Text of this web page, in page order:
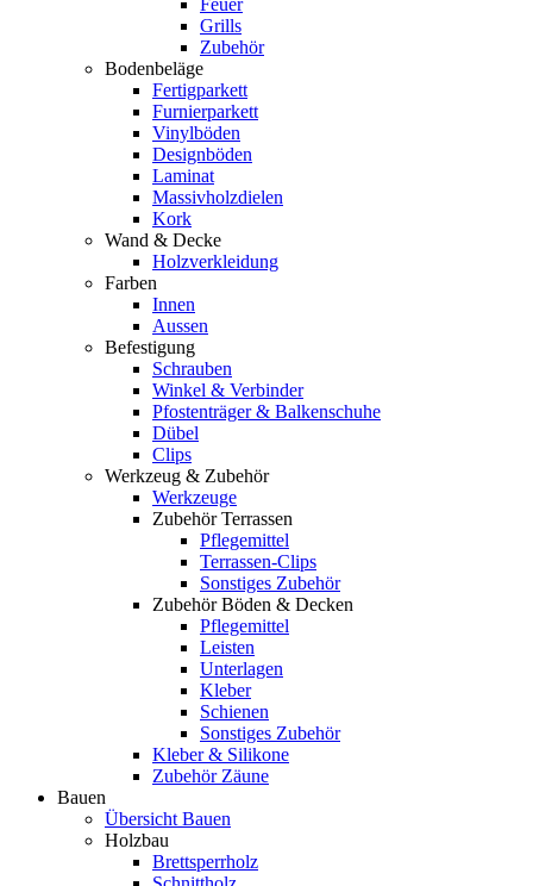
Grills
Zubehör
Bodenbeläge
Fertigparkett
Furnierparkett
Vinylböden
Designböden
Laminat
Massivholzdielen
Kork
Wand & Decke
Holzverkleidung
Farben
Innen
Aussen
Befestigung
Schrauben
Winkel & Verbinder
Pfostenträger & Balkenschuhe
Dübel
Clips
Werkzeug & Zubehör
Werkzeuge
Zubehör Terrassen
Pflegemittel
Terrassen-Clips
Sonstiges Zubehör
Zubehör Böden & Decken
Pflegemittel
Leisten
Unterlagen
Kleber
Schienen
Sonstiges Zubehör
Kleber & Silikone
Zubehör Zäune
Bauen
Übersicht Bauen
Holzbau
Brettsperrholz